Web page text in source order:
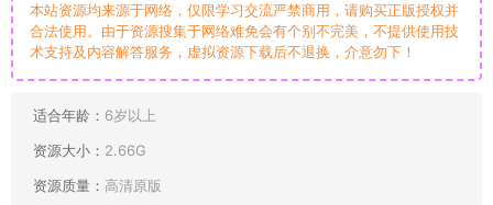
本站资源均来源于网络，仅限学习交流严禁商用，请购买正版授权并
合法使用。由于资源搜集于网络难免会有个别不完美，不提供使用技
术支持及内容解答服务，虚拟资源下载后不退换，介意勿下！
适合年龄： 6岁以上
资源大小： 2.66G
资源质量： 高清原版